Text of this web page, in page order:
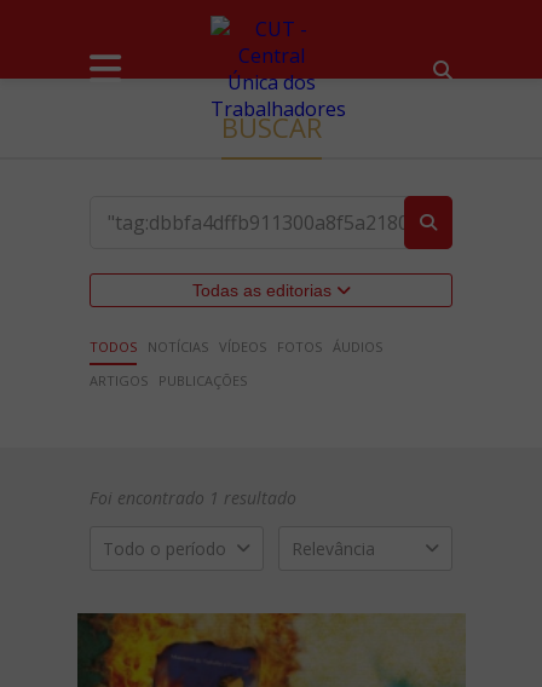
BUSCAR
Todas as editorias
TODOS NOTÍCIAS VÍDEOS FOTOS ÁUDIOS
ARTIGOS
PUBLICAÇÕES
Foi encontrado 1 resultado
Todo o período Relevância